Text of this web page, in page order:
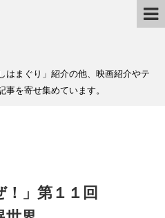
はまぐり」紹介の他、映画紹介やテ
事を寄せ集めています。
！」第１１回